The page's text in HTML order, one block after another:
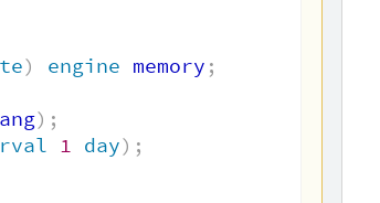
) engine memory ;
) ;
1 day) ;